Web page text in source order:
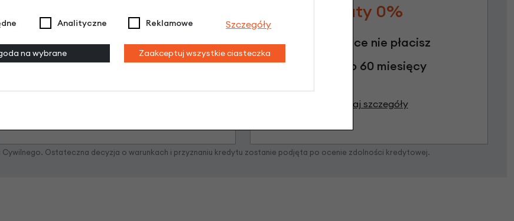
Raty 0%
3 miesiące nie płacisz
Raty do 60 miesięcy
Raty 0%
3 miesiące nie płacisz
Raty do 60 miesięcy
Poznaj szczegóły
Ostateczna decyzja o warunkach i przyznaniu kredytu zostanie podjęta po ocenie zdolności kredytowej.
Analityczne Reklamowe Szczegóły
na wybrane Zaakceptuj wszystkie ciasteczka